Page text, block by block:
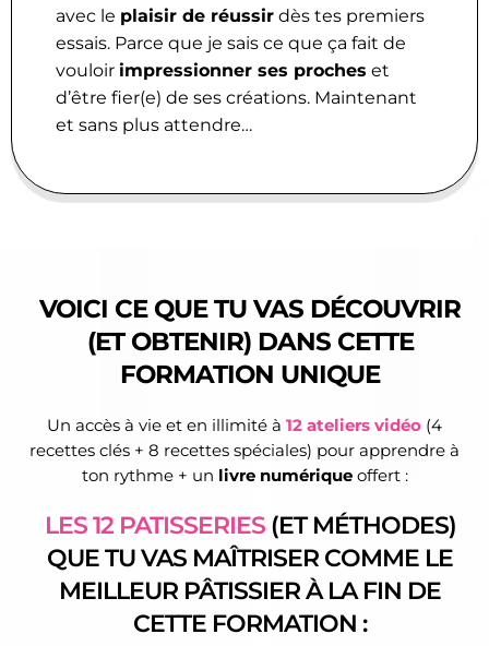
avec le plaisir de réussir dès tes premiers
essais. Parce que je sais ce que ça fait de
vouloir impressionner ses proches et
d’être fier(e) de ses créations. Maintenant
et sans plus attendre…
VOICI CE QUE TU VAS DÉCOUVRIR
(ET OBTENIR) DANS CETTE
FORMATION UNIQUE
Un accès à vie et en illimité à 12 ateliers vidéo (4
recettes clés + 8 recettes spéciales) pour apprendre à
ton rythme + un livre numériqueoffert :
LES 12 PATISSERIES (ET MÉTHODES)
QUE TU VAS MAÎTRISER COMME LE
MEILLEUR PÂTISSIER À LA FIN DE
CETTE FORMATION :